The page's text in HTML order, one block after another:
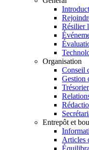
Résilier
Organisation
Conseil
Gestion
Trésorier
Entrepôt et
Articles